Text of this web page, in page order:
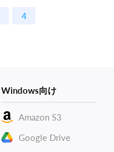
4
Windows向け
Amazon S3
Google Drive